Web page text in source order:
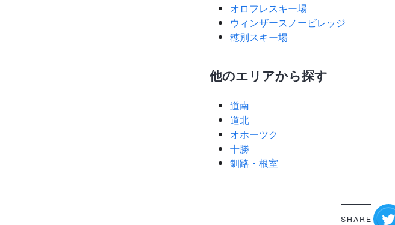
オロフレスキー場
ウィンザースノービレッジ
穂別スキー場
他のエリアから探す
道南
道北
オホーツク
十勝
釧路・根室
SHARE